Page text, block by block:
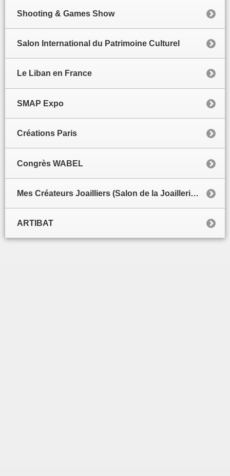
Shooting & Games Show
Salon International du Patrimoine Culturel
Le Liban en France
SMAP Expo
Créations Paris
Congrès WABEL
Mes Créateurs Joailliers (Salon de la Joaillerie de luxe)
ARTIBAT